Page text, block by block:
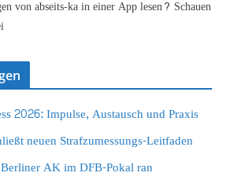
von abseits-ka in einer App lesen? Schauen
2026: Impulse, Austausch und Praxis
neuen Strafzumessungs-Leitfaden
AK im DFB-Pokal ran